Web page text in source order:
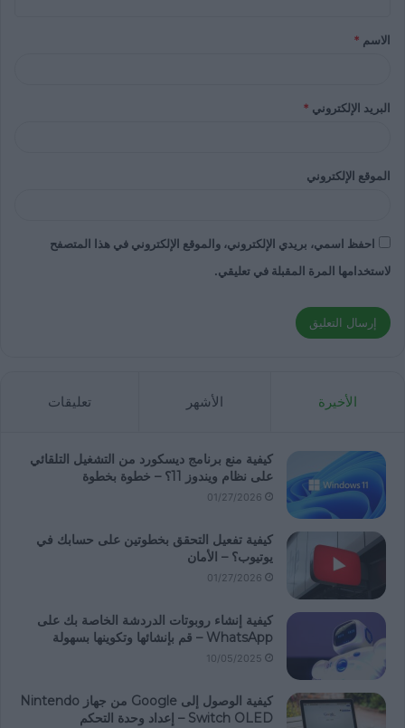
الاسم *
البريد الإلكتروني *
الموقع الإلكتروني
احفظ اسمي، بريدي الإلكتروني، والموقع الإلكتروني في هذا المتصفح
لاستخدامها المرة المقبلة في تعليقي.
الأخيرة الأشهر تعليقات
كيفية منع برنامج ديسكورد من التشغيل التلقائي
على نظام ويندوز 11؟ – خطوة بخطوة
01/27/2026
كيفية تفعيل التحقق بخطوتين على حسابك في
يوتيوب؟ – الأمان
01/27/2026
كيفية إنشاء روبوتات الدردشة الخاصة بك على
WhatsApp – قم بإنشائها وتكوينها بسهولة
10/05/2025
كيفية الوصول إلى Google من جهاز Nintendo
Switch OLED – إعداد وحدة التحكم